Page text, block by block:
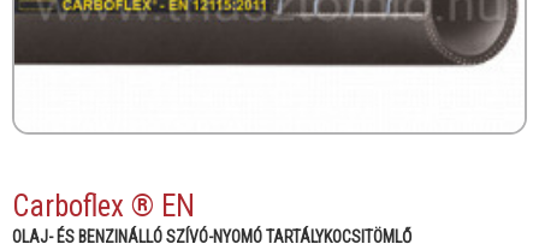
Carboflex ® EN
OLAJ- ÉS BENZINÁLLÓ SZÍVÓ-NYOMÓ TARTÁLYKOCSITÖMLŐ